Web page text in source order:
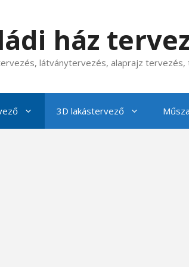
ház
látványtervezés, alaprajz
3D lakástervező